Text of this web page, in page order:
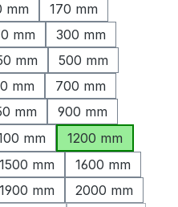
verfügbar.)
ist zurzeit nicht verfügbar.)
mm
170 mm
mm
300 mm
mm
500 mm
mm
700 mm
mm
900 mm
mm
1200 mm
1500 mm
1600 mm
1900 mm
2000 mm